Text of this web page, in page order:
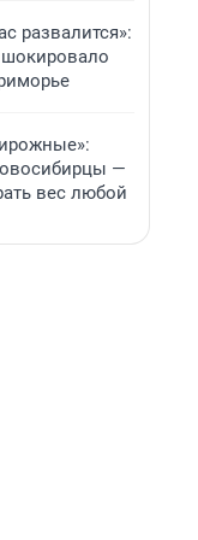
развалится»:
шокировало
—
вес любой